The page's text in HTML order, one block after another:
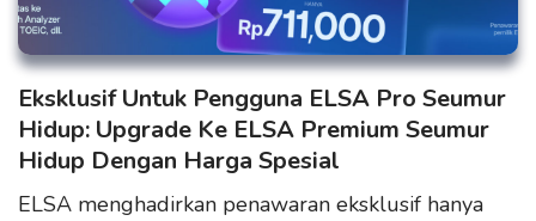
Eksklusif Untuk Pengguna ELSA Pro Seumur
Hidup: Upgrade Ke ELSA Premium Seumur
Hidup Dengan Harga Spesial
ELSA menghadirkan penawaran eksklusif hanya